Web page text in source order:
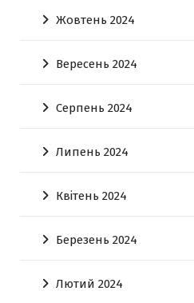
Жовтень 2024
Вересень 2024
Серпень 2024
Липень 2024
Квітень 2024
Березень 2024
Лютий 2024